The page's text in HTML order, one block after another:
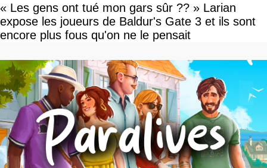
« Les gens ont tué mon gars sûr ?? » Larian
expose les joueurs de Baldur's Gate 3 et ils sont
encore plus fous qu'on ne le pensait